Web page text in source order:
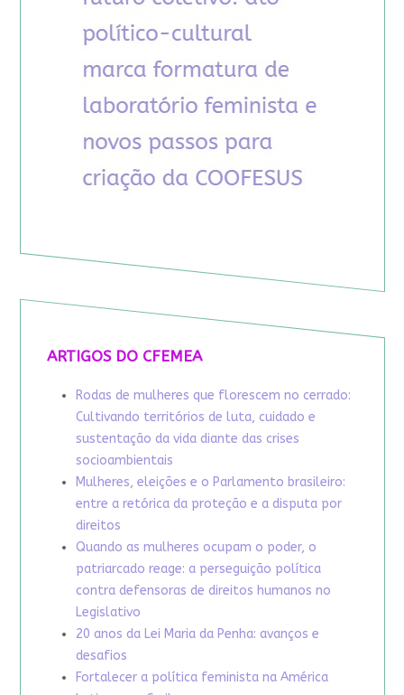
ARTIGOS DO CFEMEA
Rodas de mulheres que florescem no cerrado:
Cultivando territórios de luta, cuidado e
sustentação da vida diante das crises
socioambientais
Mulheres, eleições e o Parlamento brasileiro:
entre a retórica da proteção e a disputa por
direitos
Quando as mulheres ocupam o poder, o
patriarcado reage: a perseguição política
contra defensoras de direitos humanos no
Legislativo
20 anos da Lei Maria da Penha: avanços e
desafios
Fortalecer a política feminista na América